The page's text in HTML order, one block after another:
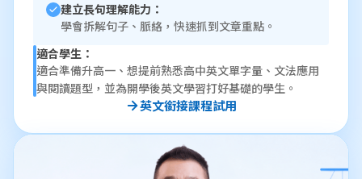
建立長句理解能力：
學會拆解句子、脈絡，快速抓到文章重點。
適合學生：
適合準備升高一、想提前熟悉高中英文單字量、文法應用
與閱讀題型，並為開學後英文學習打好基礎的學生。
英文銜接課程試用